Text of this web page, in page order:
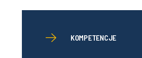
KOMPETENCJE